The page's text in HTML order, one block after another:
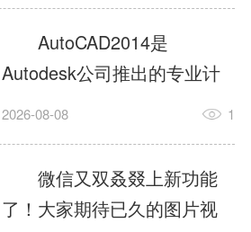
入AutoCAD2014的操作界
面，如图所示：2.在该界面内
找到矩形选项，如图所示：3.
点击矩...
办的解决方法，有需要的小
伙伴可以来了解了解哦。1.打
开控制面板，选择
AutodeskAutoCAD2014。2.
等AutodeskAutoCAD2014的
安装程序加载完毕。3.选择添
加/...
AutoCAD2014是
Autodesk公司推出的专业计
算机辅助设计（CAD）软
子、建筑、服装等多个工程
与设计领域。作为行业标准
工具之一，它提供了强大的
2026-08-08 1
微信又双叒叕上新功能
了！大家期待已久的图片视